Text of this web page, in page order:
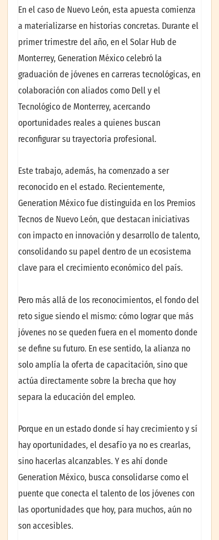
En el caso de Nuevo León, esta apuesta comienza
a materializarse en historias concretas. Durante el
primer trimestre del año, en el Solar Hub de
Monterrey, Generation México celebró la
graduación de jóvenes en carreras tecnológicas, en
colaboración con aliados como Dell y el
Tecnológico de Monterrey, acercando
oportunidades reales a quienes buscan
reconfigurar su trayectoria profesional.
Este trabajo, además, ha comenzado a ser
reconocido en el estado. Recientemente,
Generation México fue distinguida en los Premios
Tecnos de Nuevo León, que destacan iniciativas
con impacto en innovación y desarrollo de talento,
consolidando su papel dentro de un ecosistema
clave para el crecimiento económico del país.
Pero más allá de los reconocimientos, el fondo del
reto sigue siendo el mismo: cómo lograr que más
jóvenes no se queden fuera en el momento donde
se define su futuro. En ese sentido, la alianza no
solo amplía la oferta de capacitación, sino que
actúa directamente sobre la brecha que hoy
separa la educación del empleo.
Porque en un estado donde sí hay crecimiento y sí
hay oportunidades, el desafío ya no es crearlas,
sino hacerlas alcanzables. Y es ahí donde
Generation México, busca consolidarse como el
puente que conecta el talento de los jóvenes con
las oportunidades que hoy, para muchos, aún no
son accesibles.